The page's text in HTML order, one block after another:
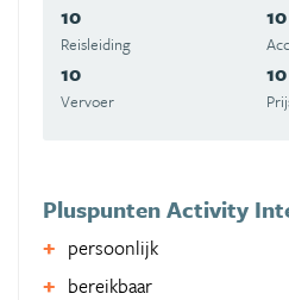
10
Reisleiding
10
10
Vervoer
10
Pluspunten Activity
persoonlijk
bereikbaar